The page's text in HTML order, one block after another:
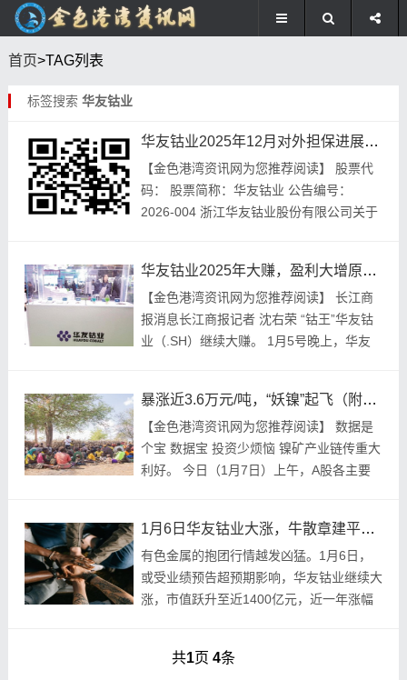
首页>TAG列表
标签搜索 华友钴业
华友钴业2025年12月对外担保进展，这些要点要注意
【金色港湾资讯网为您推荐阅读】 股票代
码： 股票简称：华友钴业 公告编号：
2026-004 浙江华友钴业股份有限公司关于
载，不...
华友钴业2025年大赚，盈利大增原因几何？财务状况咋样？
【金色港湾资讯网为您推荐阅读】 长江商
报消息长江商报记者 沈右荣 “钴王”华友钴
业（.SH）继续大赚。 1月5号晚上，华友
润...
暴涨近3.6万元/吨，“妖镍”起飞（附股）
【金色港湾资讯网为您推荐阅读】 数据是
个宝 数据宝 投资少烦恼 镍矿产业链传重大
利好。 今日（1月7日）上午，A股各主要
33...
1月6日华友钴业大涨，牛散章建平提前重仓获利近5亿
有色金属的抱团行情越发凶猛。1月6日，
或受业绩预告超预期影响，华友钴业继续大
涨，市值跃升至近1400亿元，近一年涨幅
埋伏好...
共1页 4条